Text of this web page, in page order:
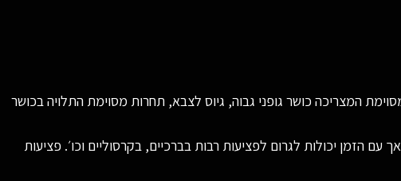
המצריכה כושר גופני גבוה, גיוס לצבא, תחרות מסוימת התלויה בכושר
הזמן יכולות לגרום לפציעות רבות בברכיים, בקרסוליים וכו׳. פציעות